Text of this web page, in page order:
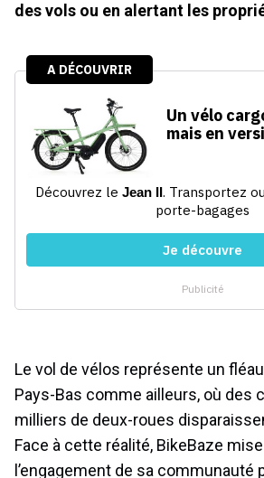
des vols ou en alertant les
Le vol de vélos représente un
Pays-Bas comme ailleurs, où des
milliers de deux-roues
Face à cette réalité, BikeBaze
l’engagement de sa communauté